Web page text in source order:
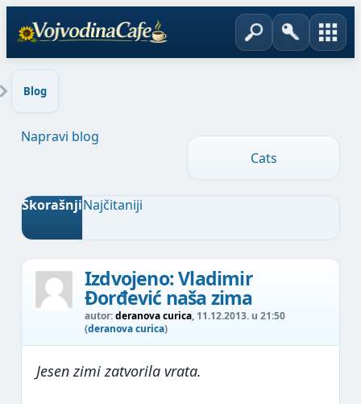
Blog
Napravi blog
Cats
SkorašnjiNajčitaniji
Izdvojeno:Vladimir
Đorđević naša zima
autor:deranova curica, 11.12.2013. u 21:50
(deranova curica)
Jesen zimi zatvorila vrata.